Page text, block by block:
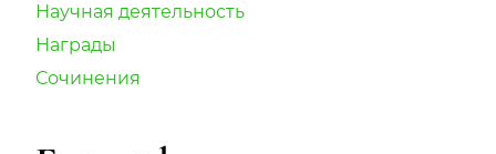
Научная деятельность
Награды
Сочинения